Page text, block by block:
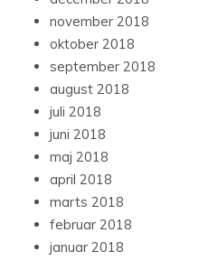
november 2018
oktober 2018
september 2018
august 2018
juli 2018
juni 2018
maj 2018
april 2018
marts 2018
februar 2018
januar 2018